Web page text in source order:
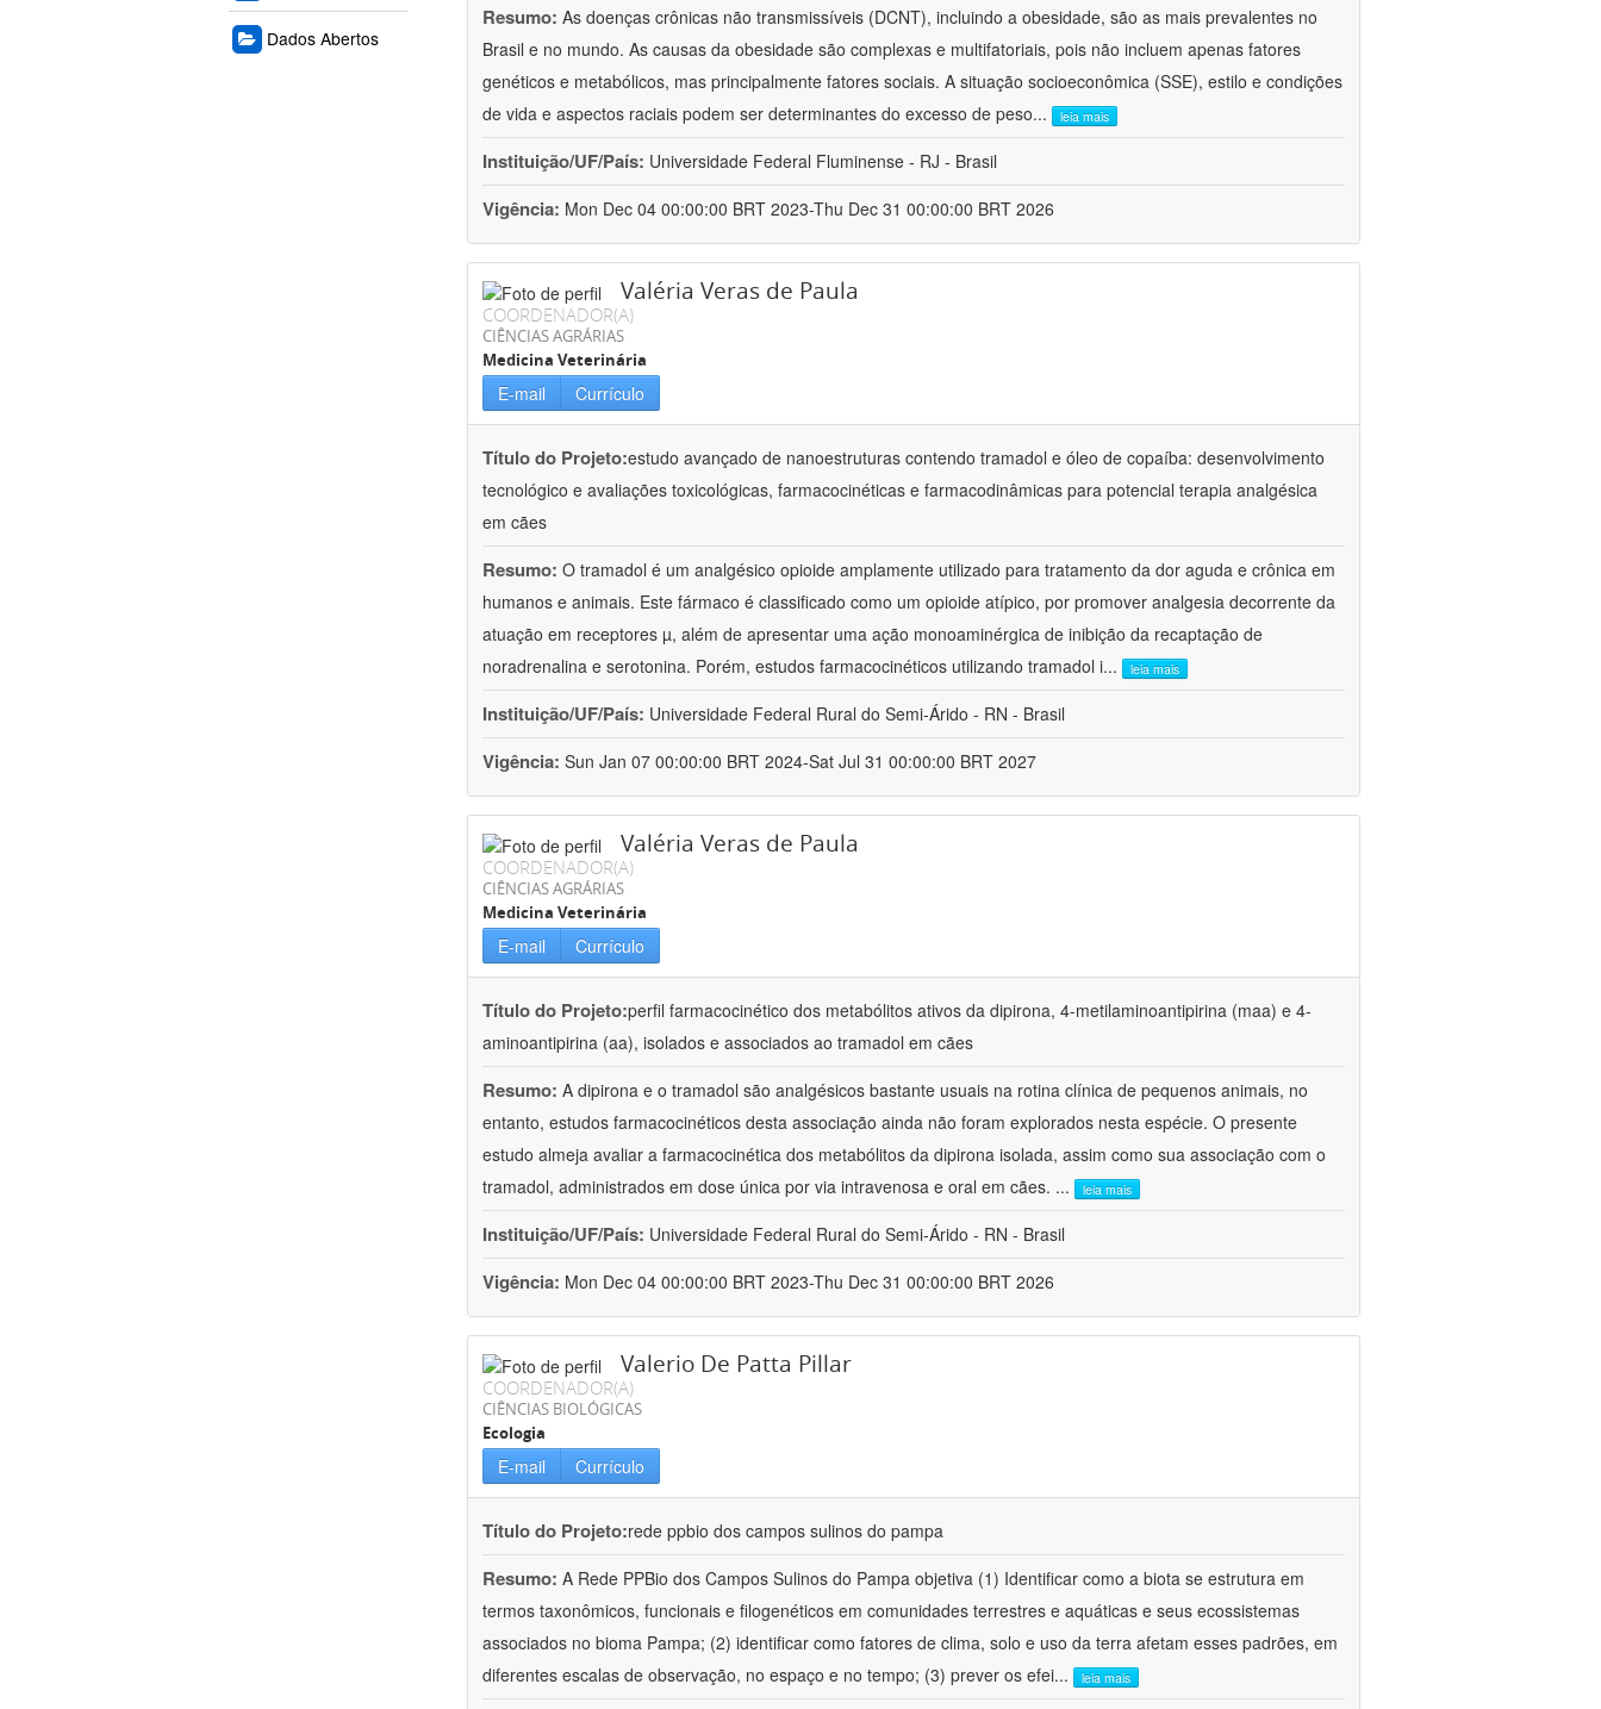
Dados Abertos
Resumo: As doenças crônicas não transmissíveis (DCNT), incluindo a obesidade, são as mais prevalentes no
Brasil e no mundo. As causas da obesidade são complexas e multifatoriais, pois não incluem apenas fatores
genéticos e metabólicos, mas principalmente fatores sociais. A situação socioeconômica (SSE), estilo e condições
de vida e aspectos raciais podem ser determinantes do excesso de peso... leia mais
Instituição/UF/País: Universidade Federal Fluminense - RJ - Brasil
Vigência: Mon Dec 04 00:00:00 BRT 2023-Thu Dec 31 00:00:00 BRT 2026
Valéria Veras de Paula
COORDENADOR(A)
CIÊNCIAS AGRÁRIAS
Medicina Veterinária
E-mail Currículo
Título do Projeto:estudo avançado de nanoestruturas contendo tramadol e óleo de copaíba: desenvolvimento
tecnológico e avaliações toxicológicas, farmacocinéticas e farmacodinâmicas para potencial terapia analgésica
em cães
Resumo: O tramadol é um analgésico opioide amplamente utilizado para tratamento da dor aguda e crônica em
humanos e animais. Este fármaco é classificado como um opioide atípico, por promover analgesia decorrente da
atuação em receptores µ, além de apresentar uma ação monoaminérgica de inibição da recaptação de
noradrenalina e serotonina. Porém, estudos farmacocinéticos utilizando tramadol i... leia mais
Instituição/UF/País: Universidade Federal Rural do Semi-Árido - RN - Brasil
Vigência: Sun Jan 07 00:00:00 BRT 2024-Sat Jul 31 00:00:00 BRT 2027
Valéria Veras de Paula
COORDENADOR(A)
CIÊNCIAS AGRÁRIAS
Medicina Veterinária
E-mail Currículo
Título do Projeto:perfil farmacocinético dos metabólitos ativos da dipirona, 4-metilaminoantipirina (maa) e 4-
aminoantipirina (aa), isolados e associados ao tramadol em cães
Resumo: A dipirona e o tramadol são analgésicos bastante usuais na rotina clínica de pequenos animais, no
entanto, estudos farmacocinéticos desta associação ainda não foram explorados nesta espécie. O presente
estudo almeja avaliar a farmacocinética dos metabólitos da dipirona isolada, assim como sua associação com o
tramadol, administrados em dose única por via intravenosa e oral em cães. ... leia mais
Instituição/UF/País: Universidade Federal Rural do Semi-Árido - RN - Brasil
Vigência: Mon Dec 04 00:00:00 BRT 2023-Thu Dec 31 00:00:00 BRT 2026
Valerio De Patta Pillar
COORDENADOR(A)
CIÊNCIAS BIOLÓGICAS
Ecologia
E-mail Currículo
Título do Projeto:rede ppbio dos campos sulinos do pampa
Resumo: A Rede PPBio dos Campos Sulinos do Pampa objetiva (1) Identificar como a biota se estrutura em
termos taxonômicos, funcionais e filogenéticos em comunidades terrestres e aquáticas e seus ecossistemas
associados no bioma Pampa; (2) identificar como fatores de clima, solo e uso da terra afetam esses padrões, em
diferentes escalas de observação, no espaço e no tempo; (3) prever os efei... leia mais